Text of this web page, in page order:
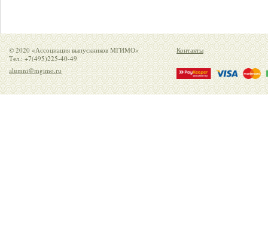
© 2020 «Ассоциация выпускников МГИМО»
Тел.: +7(495)225-40-49
alumni@mgimo.ru
Контакты